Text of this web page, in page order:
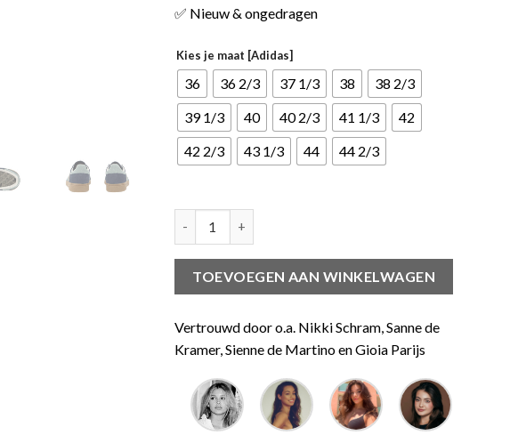
✅ Nieuw & ongedragen
Kies je maat [Adidas]
36 36 2/3 37 1/3 38
38 2/3
39 1/3
40 40 2/3 41 1/3
42
42 2/3
43 1/3 44 44 2/3
TOEVOEGEN AAN WINKELWAGEN
Vertrouwd door o.a. Nikki Schram, Sanne de
Kramer, Sienne de Martino en Gioia Parijs